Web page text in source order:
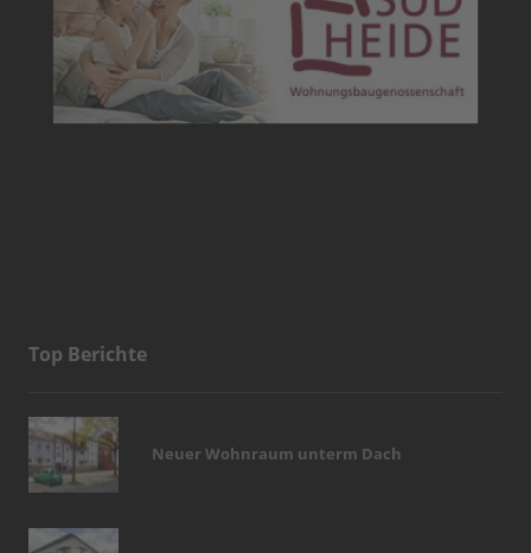
Top Berichte
Neuer Wohnraum unterm Dach